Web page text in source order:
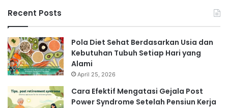
Recent Posts
Pola Diet Sehat Berdasarkan Usia dan
Kebutuhan Tubuh Setiap Hari yang
Alami
April 25, 2026
Cara Efektif Mengatasi Gejala Post
Power Syndrome Setelah Pensiun Kerja